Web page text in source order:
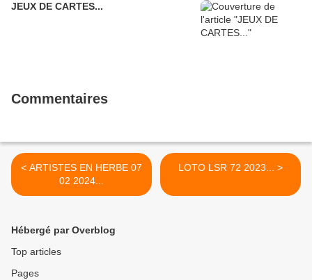
JEUX DE CARTES...
Commentaires
< ARTISTES EN HERBE 07
02 2024...
LOTO LSR 72 2023... >
Hébergé par Overblog
Top articles
Pages